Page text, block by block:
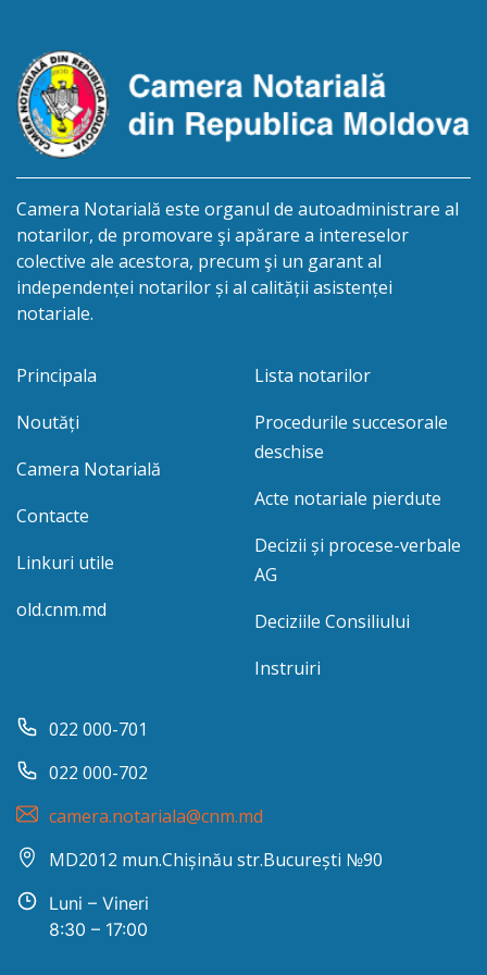
Camera Notarială este organul de autoadministrare al
notarilor, de promovare şi apărare a intereselor
colective ale acestora, precum şi un garant al
independenței notarilor și al calității asistenței
notariale.
Principala
Noutăți
Camera Notarială
Contacte
Linkuri utile
old.cnm.md
Lista notarilor
Procedurile succesorale
deschise
Acte notariale pierdute
Decizii și procese-verbale
AG
Deciziile Consiliului
Instruiri
022 000-701
022 000-702
camera.notariala@cnm.md
MD2012 mun.Chișinău str.București №90
Luni – Vineri
8:30 – 17:00